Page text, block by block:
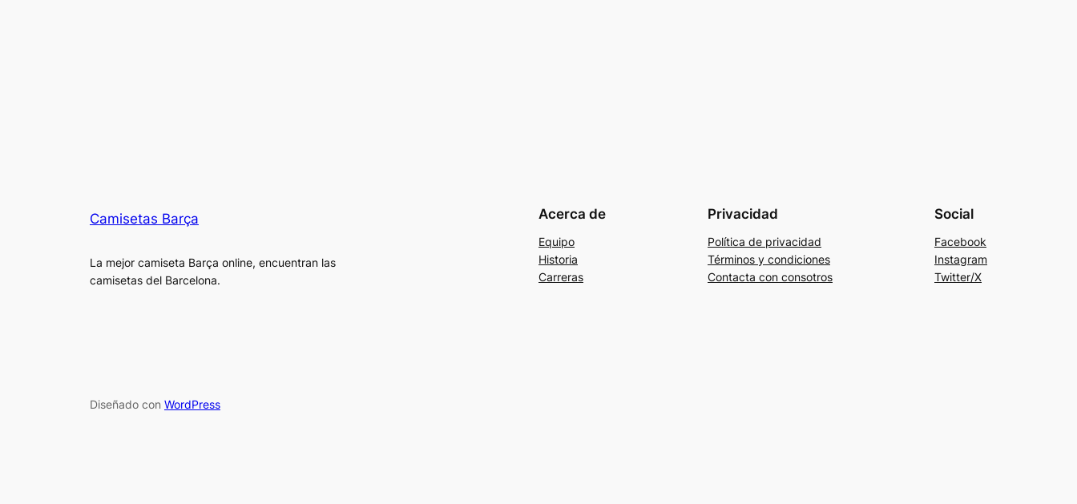
Camisetas Barça
La mejor camiseta Barça online, encuentran las
camisetas del Barcelona.
Acerca de
Equipo
Historia
Carreras
Privacidad
Política de privacidad
Términos y condiciones
Contacta con consotros
Social
Facebook
Instagram
Twitter/X
Diseñado con WordPress